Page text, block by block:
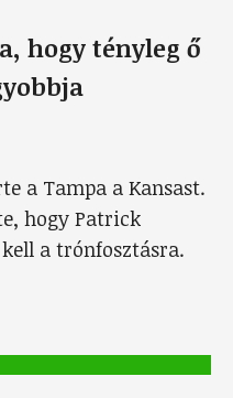
hogy tényleg ő
a Tampa a Kansast.
hogy Patrick
a trónfosztásra.